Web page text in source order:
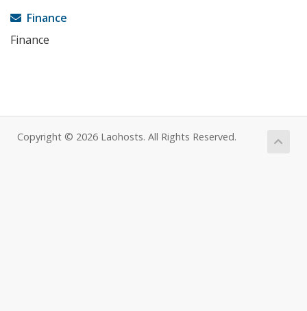
Finance
Finance
Copyright © 2026 Laohosts. All Rights Reserved.